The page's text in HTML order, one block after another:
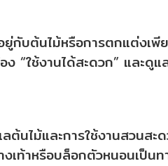
กับต้นไม้หรือการตกแต่งเ
“ใช้งานได้สะดวก” และดูแ
ต้นไม้และการใช้งานสวนส
ท้าหรือบล็อกตัวหนอนเป็น